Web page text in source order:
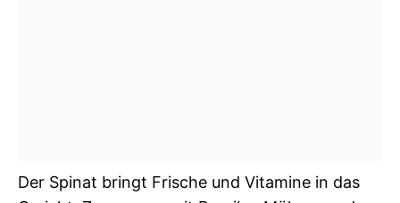
Der Spinat bringt Frische und Vitamine in das